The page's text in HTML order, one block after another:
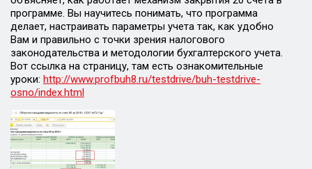
программе. Вы научитесь понимать, что программа
делает, настраивать параметры учета так, как удобно
Вам и правильно с точки зрения налогового
законодательства и методологии бухгалтерского учета.
Вот ссылка на страницу, там есть ознакомительные
уроки: http://www.profbuh8.ru/testdrive/buh-testdrive-
osno/index.html